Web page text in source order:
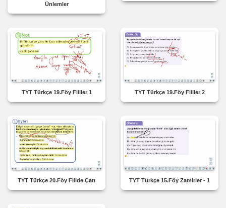
Ünlemler
TYT Türkçe 19.Föy Fiiller 1 TYT Türkçe 19.Föy Fiiller 2
TYT Türkçe 20.Föy Fiilde Çatı TYT Türkçe 15.Föy Zamirler - 1